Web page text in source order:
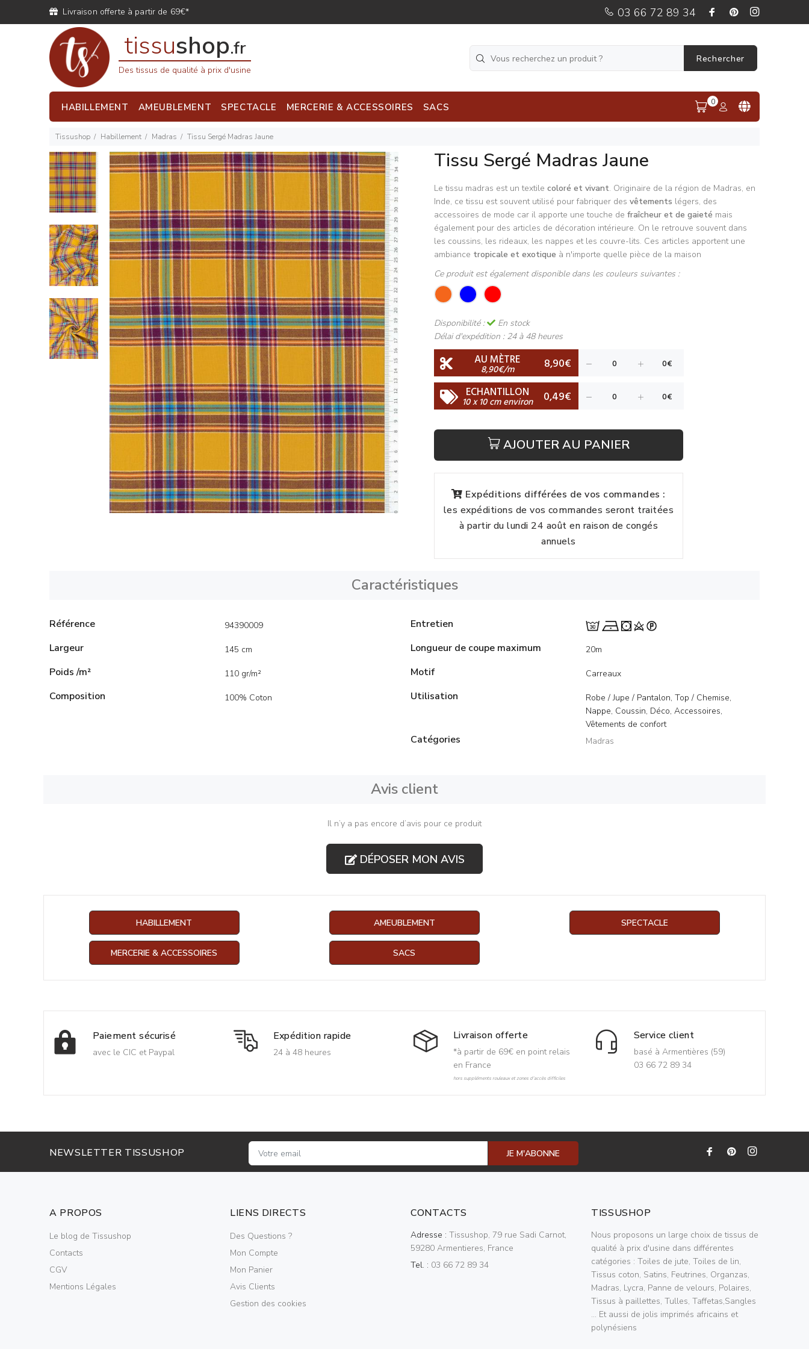
Livraison offerte à partir de 69€* 03 66 72 89 34
tissushop.fr
Des tissus de qualité à prix d'usine
Rechercher
HABILLEMENT AMEUBLEMENT SPECTACLE MERCERIE & ACCESSOIRES SACS 0
Tissushop Habillement Madras Tissu Sergé Madras Jaune
Tissu Sergé Madras Jaune
Le tissu madras est un textile coloré et vivant. Originaire de la région de Madras, en
Inde, ce tissu est souvent utilisé pour fabriquer des vêtements légers, des
accessoires de mode car il apporte une touche de fraîcheur et de gaieté mais
également pour des articles de décoration intérieure. On le retrouve souvent dans
les coussins, les rideaux, les nappes et les couvre-lits. Ces articles apportent une
ambiance tropicale et exotique à n'importe quelle pièce de la maison
Ce produit est également disponible dans les couleurs suivantes :
Disponibilité :
En stock
Délai d'expédition : 24 à 48 heures
AU MÈTRE
8,90€/m 8,90€
ECHANTILLON
10 x 10 cm environ 0,49€
AJOUTER AU PANIER
Expéditions différées de vos commandes :
les expéditions de vos commandes seront traitées
à partir du lundi 24 août en raison de congés
annuels
Caractéristiques
Référence 94390009
Largeur 145 cm
Poids /m² 110 gr/m²
Composition 100% Coton
Entretien
Longueur de coupe maximum
20m
Motif Carreaux
Utilisation
Robe / Jupe / Pantalon, Top / Chemise,
Nappe, Coussin, Déco, Accessoires,
Vêtements de confort
Catégories Madras
Avis client
Il n’y a pas encore d’avis pour ce produit
DÉPOSER MON AVIS
HABILLEMENT AMEUBLEMENT SPECTACLE
MERCERIE & ACCESSOIRES SACS
Paiement sécurisé
avec le CIC et Paypal
Expédition rapide
24 à 48 heures
Livraison offerte
*à partir de 69€ en point relais
en France
hors suppléments rouleaux et zones d'accès difficiles
Service client
basé à Armentières (59)
03 66 72 89 34
NEWSLETTER TISSUSHOP JE M'ABONNE
A PROPOS
Le blog de Tissushop
Contacts
CGV
Mentions Légales
LIENS DIRECTS
Des Questions ?
Mon Compte
Mon Panier
Avis Clients
Gestion des cookies
CONTACTS
Adresse : Tissushop, 79 rue Sadi Carnot,
59280 Armentieres, France
Tel. : 03 66 72 89 34
TISSUSHOP
Nous proposons un large choix de tissus de
qualité à prix d'usine dans différentes
catégories : Toiles de jute, Toiles de lin,
Tissus coton, Satins, Feutrines, Organzas,
Madras, Lycra, Panne de velours, Polaires,
Tissus à paillettes, Tulles, Taffetas,Sangles
... Et aussi de jolis imprimés africains et
polynésiens